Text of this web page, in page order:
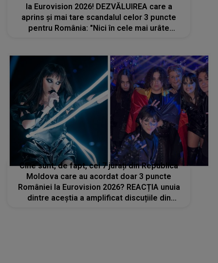
la Eurovision 2026! DEZVĂLUIREA care a
aprins și mai tare scandalul celor 3 puncte
pentru România: "Nici în cele mai urâte
Cine sunt, de fapt, cei 7 jurați din Republica
Moldova care au acordat doar 3 puncte
României la Eurovision 2026? REACȚIA unuia
dintre aceștia a amplificat discuțiile din